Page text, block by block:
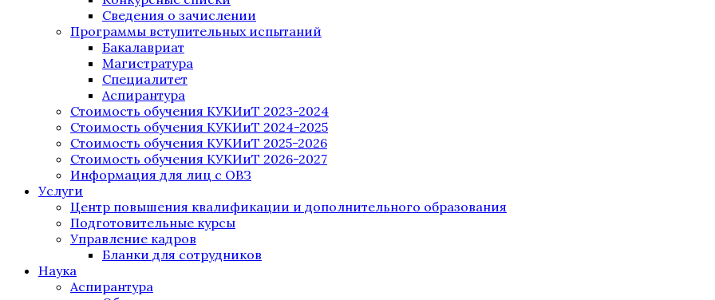
Сведения о зачислении
Программы вступительных испытаний
Бакалавриат
Магистратура
Специалитет
Аспирантура
Стоимость обучения КУКИиТ 2023-2024
Стоимость обучения КУКИиТ 2024-2025
Стоимость обучения КУКИиТ 2025-2026
Стоимость обучения КУКИиТ 2026-2027
Информация для лиц с ОВЗ
Услуги
Центр повышения квалификации и дополнительного образования
Подготовительные курсы
Управление кадров
Бланки для сотрудников
Наука
Аспирантура